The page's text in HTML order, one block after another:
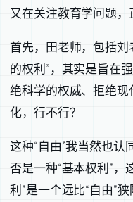
又在关注教育学问题，
首先，田老师，包括
的权利”，其实是旨在
绝科学的权威、拒绝
化，行不行？
这种“自由”我当然也
否是一种“基本权利”，
利”是一个远比“自由”